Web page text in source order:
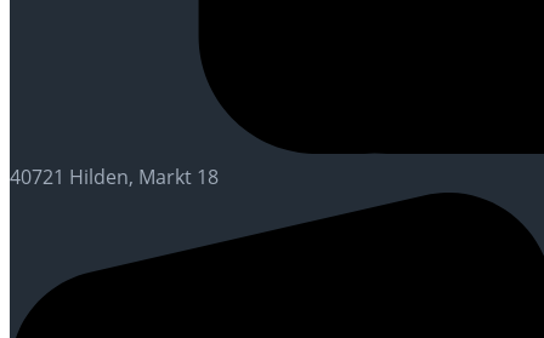
40721 Hilden, Markt 18